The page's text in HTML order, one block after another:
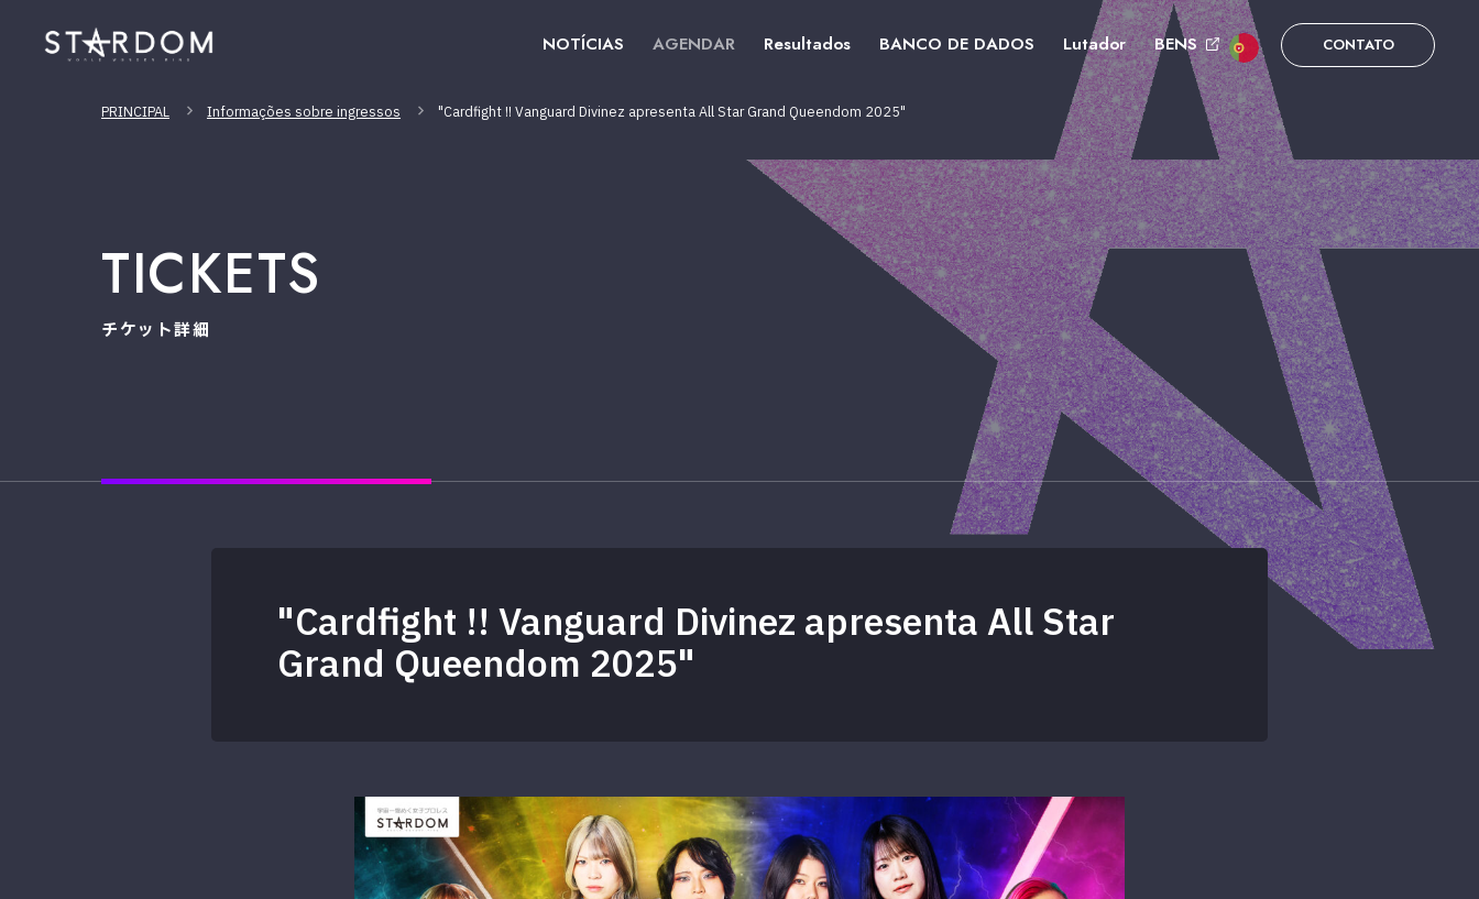
NOTÍCIAS AGENDAR Resultados BANCO DE DADOS Lutador BENS CONTATO
PRINCIPAL Informações sobre ingressos "Cardfight !! Vanguard Divinez apresenta All Star Grand Queendom 2025"
TICKETS
チケット詳細
"Cardfight !! Vanguard Divinez apresenta All Star
Grand Queendom 2025"